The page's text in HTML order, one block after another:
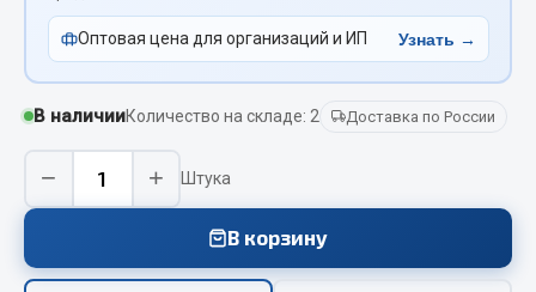
Вымпела
Показать ещё
Весь раздел
Смазочные материалы
Охладжающие жидкости
Оптовая цена для организаций и ИП Узнать →
В наличииКоличество на складе: 2 Доставка по России
− + Штука
В корзину